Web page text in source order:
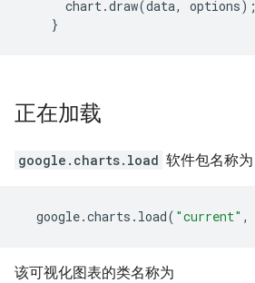
chart.draw(data, options);
}
正在加载
google.charts.load 软件包名称为
google.charts . load( "current" ,
该可视化图表的类名称为